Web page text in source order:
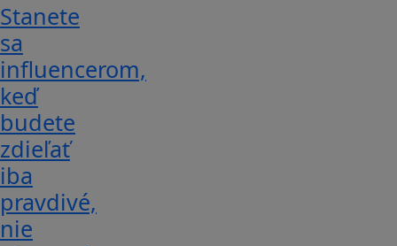
Stanete
sa
influencerom,
keď
budete
zdieľať
iba
pravdivé,
nie